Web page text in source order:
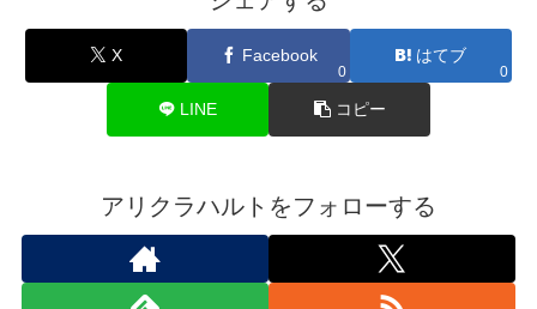
X Facebook
0
はてブ
0
LINE コピー
アリクラハルトをフォローする